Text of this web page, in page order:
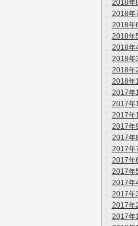
2018年
2018年
2018年
2018年
2018年
2018年
2018年
2018年
2017年
2017年
2017年
2017年
2017年
2017年
2017年
2017年
2017年
2017年
2017年
2017年